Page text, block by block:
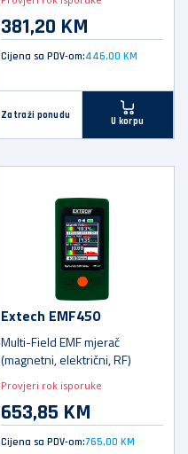
381,20 KM
Cijena sa PDV-om:446,00 KM
Zatraži ponudu
U korpu
Extech EMF450
Multi-Field EMF mjerač
(magnetni, električni, RF)
Provjeri rok isporuke
653,85 KM
Cijena sa PDV-om:765,00 KM